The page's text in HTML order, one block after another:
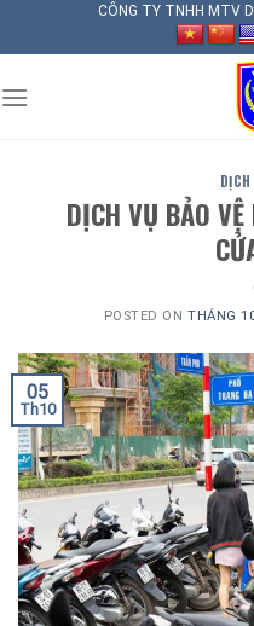
CÔNG TY TNHH MTV
DỊCH VỤ BẢO
POSTED ONTHÁNG
05
Th10